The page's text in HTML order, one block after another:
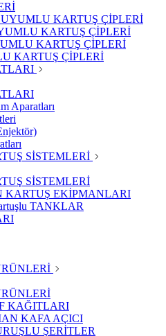
KARTUŞ ÇİPLERİ
KARTUŞ ÇİPLERİ
KARTUŞ ÇİPLERİ
KARTUŞ ÇİPLERİ
Aparatları
SİSTEMLERİ
SİSTEMLERİ
KARTUŞ EKİPMANLARI
TANKLAR
KAĞITLARI
KAFA AÇICI
ŞERİTLER